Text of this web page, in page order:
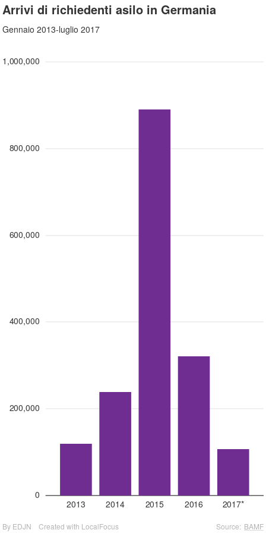
Arrivi di richiedenti asilo in Germania
Gennaio 2013-luglio 2017
2017*
2016
2015
2014
2013
0
200,000
400,000
600,000
800,000
1,000,000
Source: BAMF
Created with LocalFocus
By EDJN